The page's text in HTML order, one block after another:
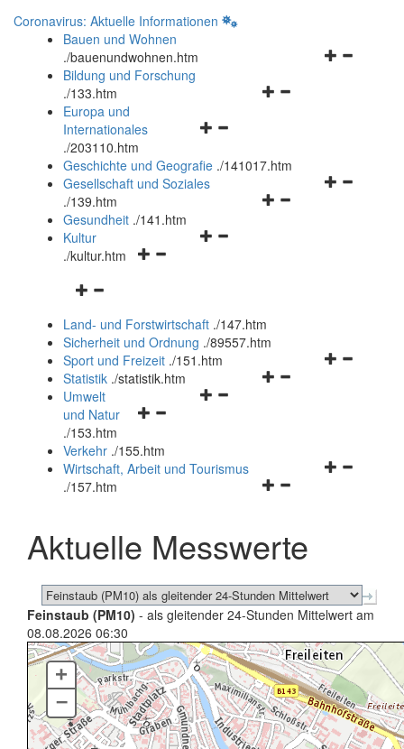
Coronavirus: Aktuelle Informationen
Bauen und Wohnen
./bauenundwohnen.htm
Navigationsmenü
Bildung und Forschung
./133.htm
Navigationsmenü
und
schließen
Europa und
Internationales
./203110.htm
Geschichte und Geografie ./141017.htm
Navigationsmenü
Gesellschaft und Soziales
./139.htm
Navigationsmenü
Gesundheit ./141.htm
Navigationsmenü
Kultur
./kultur.htm
Navigationsmenü
und
schließen
Land- und Forstwirtschaft ./147.htm
Sicherheit und Ordnung ./89557.htm
Navigationsmenü
Sport und Freizeit ./151.htm
Navigationsmenü
Statistik ./statistik.htm
Navigationsmenü
und
schließen
Umwelt
und Natur
./153.htm
Verkehr ./155.htm
Navigationsmenü
schließen
Wirtschaft, Arbeit und Tourismus
./157.htm
Aktuelle Messwerte
Feinstaub (PM10) - als gleitender 24-Stunden Mittelwert am
08.08.2026 06:30
+
–